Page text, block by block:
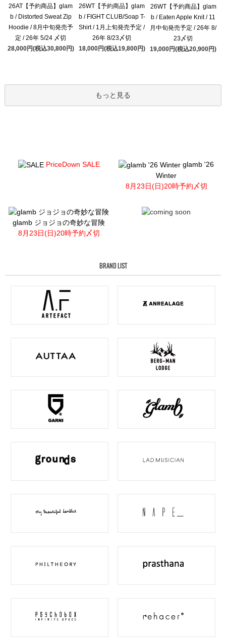
26AT【予約商品】glam
b / Distorted Sweat Zip
Hoodie / 8月中旬発売予
定 / 26年 5/24 〆切
28,000円(税込30,800円)
26WT【予約商品】glam
b / FIGHT CLUB/Soap T-
Shirt / 1月上旬発売予定 /
26年 8/23〆切
18,000円(税込19,800円)
26WT【予約商品】glam
b / Eaten Apple Knit / 11
月中旬発売予定 / 26年 8/
23〆切
19,000円(税込20,900円)
もっと見る
PriceDown SALE
glamb '26
Winter
8月23日(日)20時予約〆切
glamb ジョジョの奇妙な冒険
8月23日(日)20時予約〆切
BRAND LIST